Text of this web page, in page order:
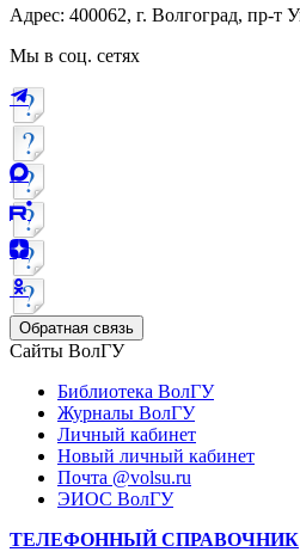
Адрес: 400062, г. Волгоград, пр-т
Мы в соц. сетях
Обратная связь
Сайты ВолГУ
Библиотека ВолГУ
Журналы ВолГУ
Личный кабинет
Новый личный кабинет
Почта @volsu.ru
ЭИОС ВолГУ
ТЕЛЕФОННЫЙ СПРАВОЧНИК